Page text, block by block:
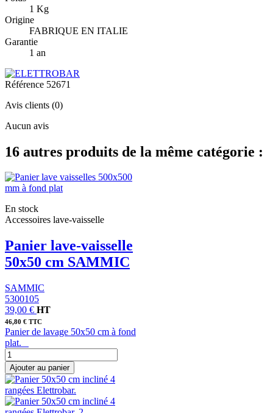
1 Kg
Origine
FABRIQUE EN ITALIE
Garantie
1 an
Référence 52671
Avis clients (0)
Aucun avis
16 autres produits de la même catégorie :
En stock
Accessoires lave-vaisselle
Panier lave-vaisselle
50x50 cm SAMMIC
SAMMIC
5300105
39,00 € HT
46,80 € TTC
Panier de lavage 50x50 cm à fond
plat.
Ajouter au panier